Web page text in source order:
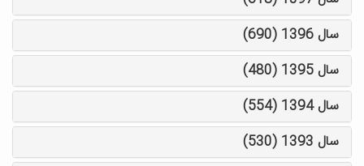
سال 1396 (690)
سال 1395 (480)
سال 1394 (554)
سال 1393 (530)